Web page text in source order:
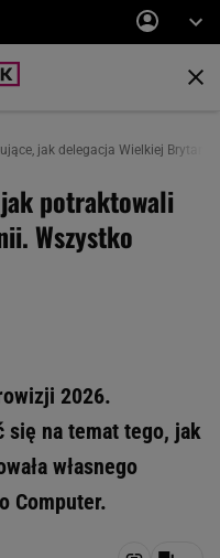
jak delegacja Wielkiej
potraktowali
Wszystko
2026.
się na temat tego, jak
własnego
Computer.